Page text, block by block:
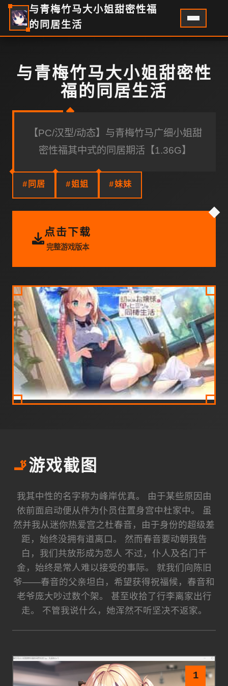
与青梅竹马大小姐甜密性福
的同居生活
与青梅竹马大小姐甜密性
福的同居生活
【PC/汉型/动态】与青梅竹马广细小姐甜
密性福其中式的同居期活【1.36G】
#同居 #姐姐 #妹妹
点击下载
完整游戏版本
🚬游戏截图
我其中性的名字称为峰岸优真。 由于某些原因由
依前面启动便从件为仆员住置身宫中杜家中。 虽
然并我从迷你热爱宫之杜春音，由于身份的超级差
距，始终没拥有道离口。 然而春音要动朝我告
白，我们共放形成为恋人 不过，仆人及名门千
金，始终是常人难以接受的事际。 就我们向陈旧
爷——春音的父亲坦白，希望获得祝福候，春音和
老爷庞大吵过数个架。 甚至收拾了行李离家出行
走。 不管我说什么，她浑然不听坚决不返家。
1